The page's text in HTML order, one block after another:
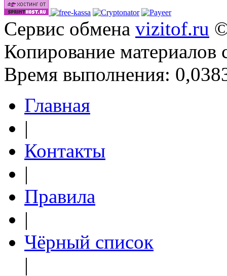
Сервис обмена vizitof.ru
Копирование материалов
Время выполнения:
Главная
|
Контакты
|
Правила
|
Чёрный список
|